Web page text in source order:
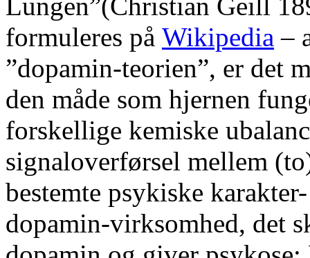
formuleres på Wikipedia –
”dopamin-teorien”, er det
den måde som hjernen
forskellige kemiske
signaloverførsel mellem
bestemte psykiske
dopamin-virksomhed, det